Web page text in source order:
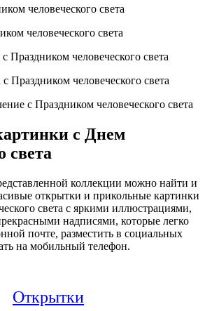
с Днем
света
коллекции можно найти и
открытки и прикольные картинки
света с яркими иллюстрациями,
надписями, которые легко
почте, разместить в социальных
на мобильный телефон.
Открытки